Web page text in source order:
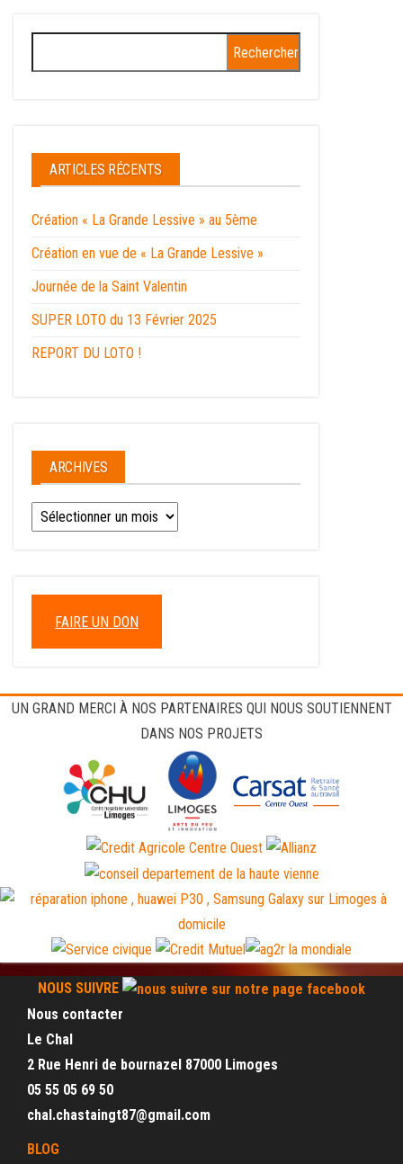
ARTICLES RÉCENTS
Création « La Grande Lessive » au 5ème
Création en vue de « La Grande Lessive »
Journée de la Saint Valentin
SUPER LOTO du 13 Février 2025
REPORT DU LOTO !
ARCHIVES
FAIRE UN DON
UN GRAND MERCI À NOS PARTENAIRES QUI NOUS SOUTIENNENT
DANS NOS PROJETS
NOUS SUIVRE
Nous contacter
Le Chal
2 Rue Henri de bournazel 87000 Limoges
05 55 05 69 50
chal.chastaingt87@gmail.com
BLOG